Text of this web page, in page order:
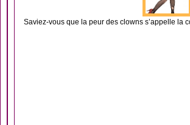
Saviez-vous que la peur des clowns s’appelle la